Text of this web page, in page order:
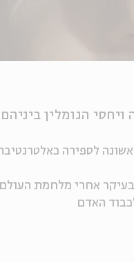
הגומלין
לספירה
האדם